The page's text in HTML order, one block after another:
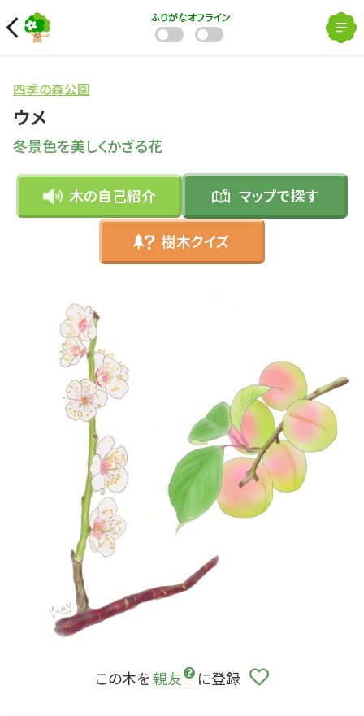
ふりがなオフライン
四季の森公園
ウメ
冬景色を美しくかざる花
木の自己紹介 マップで探す
樹木クイズ
この木を親友 に登録